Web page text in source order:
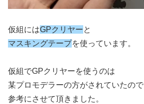
仮組にはGPクリヤーと
マスキングテープを使っています。
仮組でGPクリヤーを使うのは
某プロモデラーの方がされていたので
参考にさせて頂きました。